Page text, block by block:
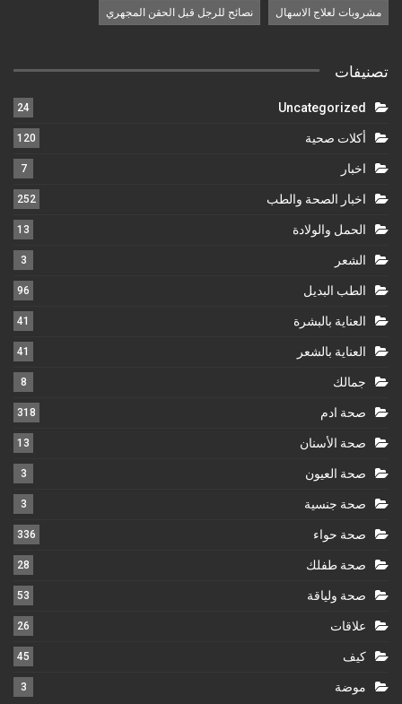
مشروبات لعلاج الاسهال نصائح للرجل قبل الحقن المجهري
تصنيفات
Uncategorized
24
أكلات صحية 120
اخبار 7
اخبار الصحة والطب 252
الحمل والولادة 13
الشعر 3
الطب البديل 96
العناية بالبشرة 41
العناية بالشعر 41
جمالك 8
صحة ادم 318
صحة الأسنان 13
صحة العيون 3
صحة جنسية 3
صحة حواء 336
صحة طفلك 28
صحة ولياقة 53
علاقات 26
كيف 45
موضة 3